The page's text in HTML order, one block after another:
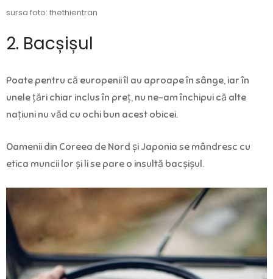
sursa foto: thethientran
2. Bacșișul
Poate pentru că europenii îl au aproape în sânge, iar în
unele țări chiar inclus în preț, nu ne-am închipui că alte
națiuni nu văd cu ochi bun acest obicei.
Oamenii din Coreea de Nord și Japonia se mândresc cu
etica muncii lor și li se pare o insultă bacșișul.